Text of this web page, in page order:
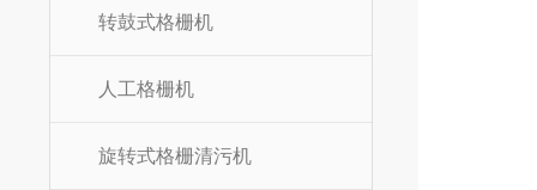
转鼓式格栅机
人工格栅机
旋转式格栅清污机